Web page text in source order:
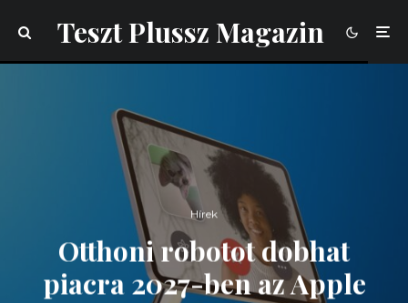
Teszt Plussz Magazin
Hírek
Otthoni robotot dobhat
piacra 2027-ben az Apple